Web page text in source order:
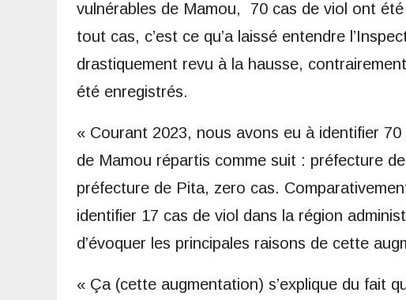
vulnérables de Mamou, 70 cas de viol ont
tout cas, c’est ce qu’a laissé entendre
drastiquement revu à la hausse,
été enregistrés.
« Courant 2023, nous avons eu à identifier
de Mamou répartis comme suit : préfecture
préfecture de Pita, zero cas.
identifier 17 cas de viol dans la région
d’évoquer les principales raisons de cette
« Ça (cette augmentation) s’explique du fait